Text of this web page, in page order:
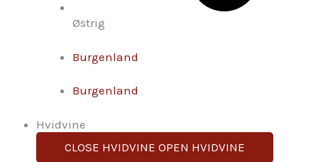
Østrig
Burgenland
Burgenland
Hvidvine
CLOSE HVIDVINE OPEN HVIDVINE